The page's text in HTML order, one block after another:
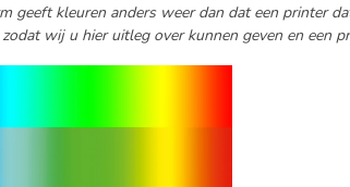
geeft kleuren anders weer dan dat een printer
wij u hier uitleg over kunnen geven en een